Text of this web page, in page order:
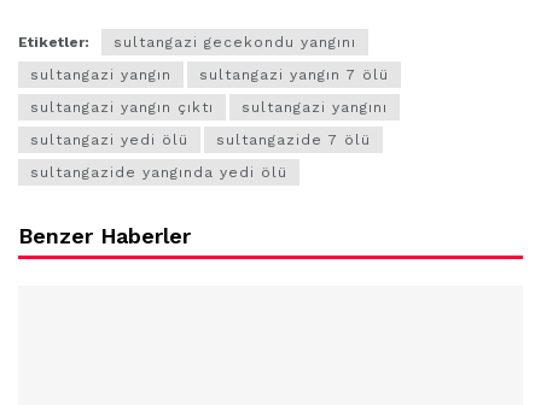
Etiketler:
sultangazi gecekondu yangını
sultangazi yangın
sultangazi yangın 7 ölü
sultangazi yangın çıktı
sultangazi yangını
sultangazi yedi ölü
sultangazide 7 ölü
sultangazide yangında yedi ölü
Benzer Haberler